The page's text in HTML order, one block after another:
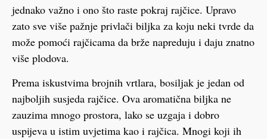
jednako važno i ono što raste pokraj rajčice. Upravo
zato sve više pažnje privlači biljka za koju neki tvrde da
može pomoći rajčicama da brže napreduju i daju znatno
više plodova.
Prema iskustvima brojnih vrtlara, bosiljak je jedan od
najboljih susjeda rajčice. Ova aromatična biljka ne
zauzima mnogo prostora, lako se uzgaja i dobro
uspijeva u istim uvjetima kao i rajčica. Mnogi koji ih